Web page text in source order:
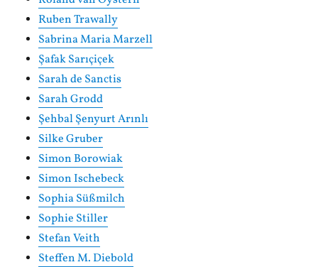
Ruben Trawally
Sabrina Maria Marzell
Şafak Sarıçiçek
Sarah de Sanctis
Sarah Grodd
Şehbal Şenyurt Arınlı
Silke Gruber
Simon Borowiak
Simon Ischebeck
Sophia Süßmilch
Sophie Stiller
Stefan Veith
Steffen M. Diebold